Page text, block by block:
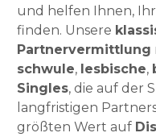
und helfen Ihnen,
finden. Unsere
Partnervermittlung
schwule, lesbische,
Singles, die auf der
langfristigen
größten Wert auf